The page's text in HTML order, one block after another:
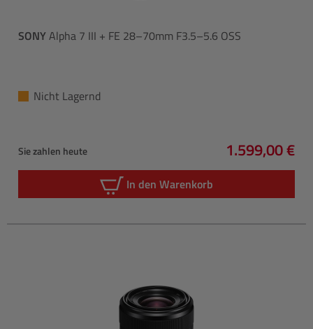
SONYAlpha 7 III + FE 28–70mm F3.5–5.6 OSS
Nicht Lagernd
Sie zahlen heute
Regulärer
1.599,00 €
In den Warenkorb